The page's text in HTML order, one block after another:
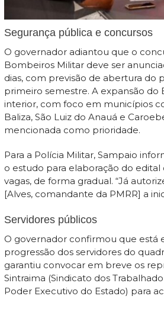
Segurança pública e concursos
O governador adiantou que o
Bombeiros Militar deve ser
dias, com previsão de abertura do
primeiro semestre. A expansão do
interior, com foco em municípios
Baliza, São Luiz do Anauá e
mencionada como prioridade.
Para a Polícia Militar, Sampaio
o estudo para elaboração do
vagas, de forma gradual. “Já
[Alves, comandante da PMRR] a
Servidores públicos
O governador confirmou que está
progressão dos servidores do
garantiu convocar em breve os
Sintraima (Sindicato dos
Poder Executivo do Estado) para